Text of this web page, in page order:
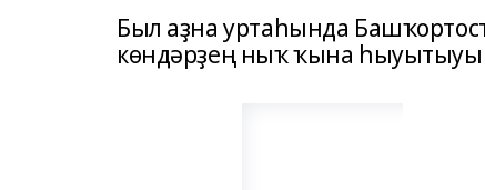
Был аҙна уртаһында
көндәрҙең ныҡ ҡына һыуытыуы